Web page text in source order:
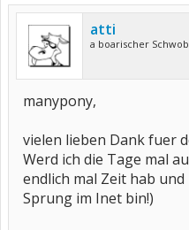
atti
a boarischer Schwob
manypony,
vielen lieben Dank fuer
Werd ich die Tage mal
endlich mal Zeit hab
Sprung im Inet bin!)